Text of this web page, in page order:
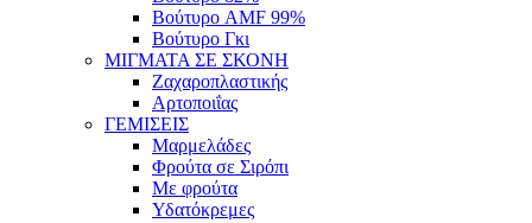
Βούτυρο AMF 99%
Βούτυρο Γκι
ΜΙΓΜΑΤΑ ΣΕ ΣΚΟΝΗ
Ζαχαροπλαστικής
Αρτοποιΐας
ΓΕΜΙΣΕΙΣ
Μαρμελάδες
Φρούτα σε Σιρόπι
Με φρούτα
Υδατόκρεμες